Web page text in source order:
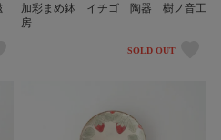
加彩まめ鉢 イチゴ 陶器 樹ノ音工
房
SOLD OUT